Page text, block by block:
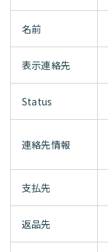
名前
表示連絡先
Status
連絡先情報
支払先
返品先